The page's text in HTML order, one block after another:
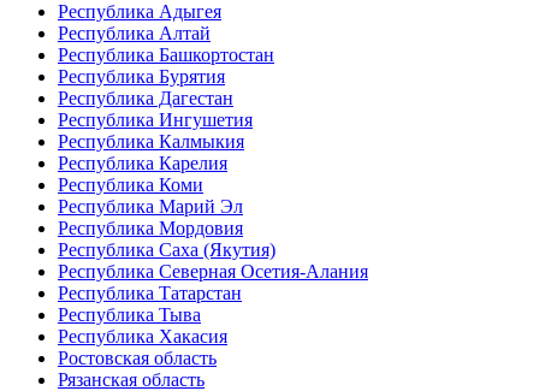
Республика Адыгея
Республика Алтай
Республика Башкортостан
Республика Бурятия
Республика Дагестан
Республика Ингушетия
Республика Калмыкия
Республика Карелия
Республика Коми
Республика Марий Эл
Республика Мордовия
Республика Саха (Якутия)
Республика Северная Осетия-Алания
Республика Татарстан
Республика Тыва
Республика Хакасия
Ростовская область
Рязанская область